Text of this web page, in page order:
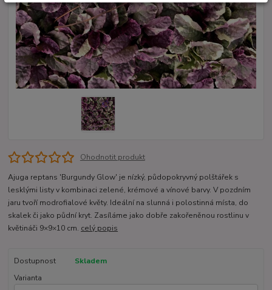
Ohodnotit produkt
Ajuga reptans 'Burgundy Glow' je nízký, půdopokryvný polštářek s
lesklými listy v kombinaci zelené, krémové a vínové barvy. V pozdním
jaru tvoří modrofialové květy. Ideální na slunná i polostinná místa, do
skalek či jako půdní kryt. Zasíláme jako dobře zakořeněnou rostlinu v
květináči 9×9×10 cm. celý popis
Dostupnost
Skladem
Varianta